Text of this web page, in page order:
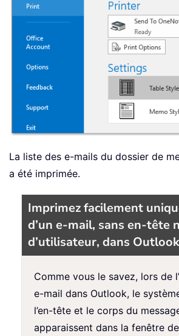
La liste des e-mails du dossier de
a été imprimée.
Imprimez facilement
d’un e-mail, sans en-tête
d’utilisateur, dans Outlook
Comme vous le savez, lors de
e-mail dans Outlook, le
l’en-tête et le corps du
apparaissent dans la fenêtre